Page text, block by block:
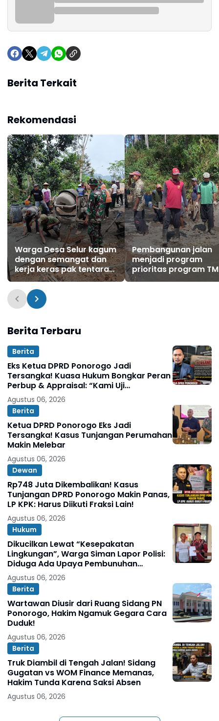
Berita Terkait
Rekomendasi
Warga Desa Selur kagum
dengan semangat dan
kerja keras pak tentara
tak pernah capek dalam
program TMMD ke-121
tahun 2024
Pembangunan jalan
menjadi program
prioritas program
di Desa Selur
Berita Terbaru
Berita
Eks Ketua DPRD Ponorogo Jadi
Tersangka! Kuasa Hukum Bongkar Peran
Perbup & Appraisal: “Kami Uji
Prosesnya”
Agustus 06, 2026
Berita
Ketua DPRD Ponorogo Eks Jadi
Tersangka! Kasus Tunjangan Perumahan
Makin Melebar
Agustus 06, 2026
Dewan
Rp748 Juta Dikembalikan! Kasus
Tunjangan DPRD Ponorogo Makin Panas,
LP KPK: Harus Diikuti Fraksi Lain!
Agustus 06, 2026
Hukum
Dikucilkan Lewat “Kesepakatan
Lingkungan”, Warga Siman Lapor Polisi:
Diduga Ada Upaya Pembunuhan
Karakter
Agustus 06, 2026
Berita
Wartawan Diusir dari Ruang Sidang PN
Ponorogo, Hakim Ngamuk Gegara Cara
Duduk!
Agustus 06, 2026
Berita
Truk Diambil di Tengah Jalan! Sidang
Gugatan vs WOM Finance Memanas,
Hakim Tunda Karena Saksi Absen
Agustus 06, 2026